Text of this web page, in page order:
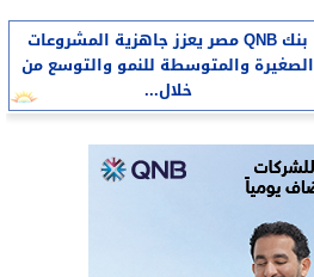
بنك QNB مصر يعزز جاهزية المشروعات
الصغيرة والمتوسطة للنمو والتوسع من
خلال...